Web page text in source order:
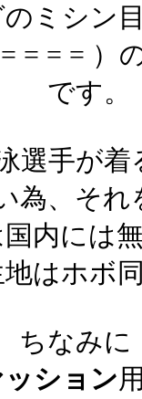
ミシン
= = = ）
です。
選手が
為、それ
内には
はホボ
ちなみ
ッション